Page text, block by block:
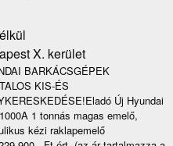
X. kerület
BARKÁCSGÉPEK
KIS-ÉS
Új Hyundai
1 tonnás magas emelő,
kézi raklapemelő